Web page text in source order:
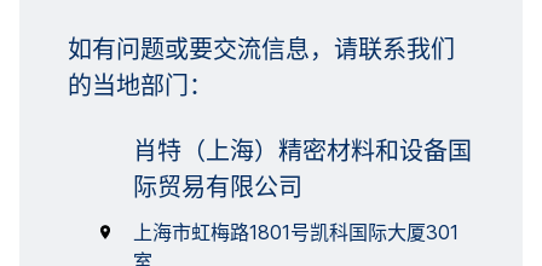
如有问题或要交流信息，请联系我们
的当地部门：
肖特（上海）精密材料和设备国
际贸易有限公司
上海市虹梅路1801号凯科国际大厦301
室